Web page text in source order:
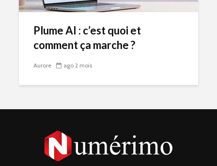
Plume AI : c’est quoi et
comment ça marche ?
Aurore ago 2 mois